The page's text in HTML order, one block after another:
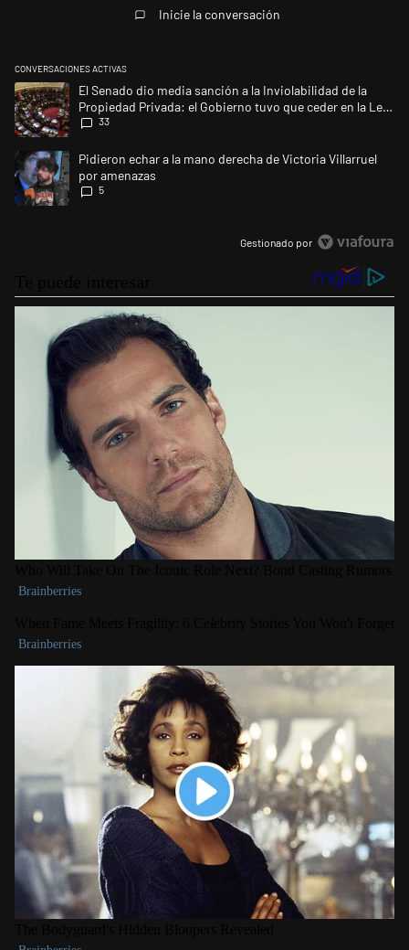
Inicie la conversación
CONVERSACIONES ACTIVAS
Este listado muestra los artículos con más comentarios en los últimos
Un artículo de tendencia con el título "El Senado dio media sanción a
El Senado dio media sanción a la Inviolabilidad de la
Propiedad Privada: el Gobierno tuvo que ceder en la Ley
del Manejo del Fuego
33
Un artículo de tendencia con el título "Pidieron echar a la mano
Pidieron echar a la mano derecha de Victoria Villarruel
por amenazas
5
Gestionado por